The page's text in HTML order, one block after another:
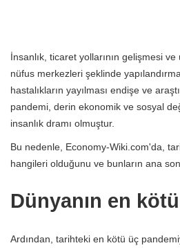
İnsanlık, ticaret yollarının gelişmesi
nüfus merkezleri şeklinde
hastalıkların yayılması endişe ve
pandemi, derin ekonomik ve sosyal
insanlık dramı olmuştur.
Bu nedenle, Economy-Wiki.com'da,
hangileri olduğunu ve bunların ana
Dünyanın en kötü
Ardından, tarihteki en kötü üç